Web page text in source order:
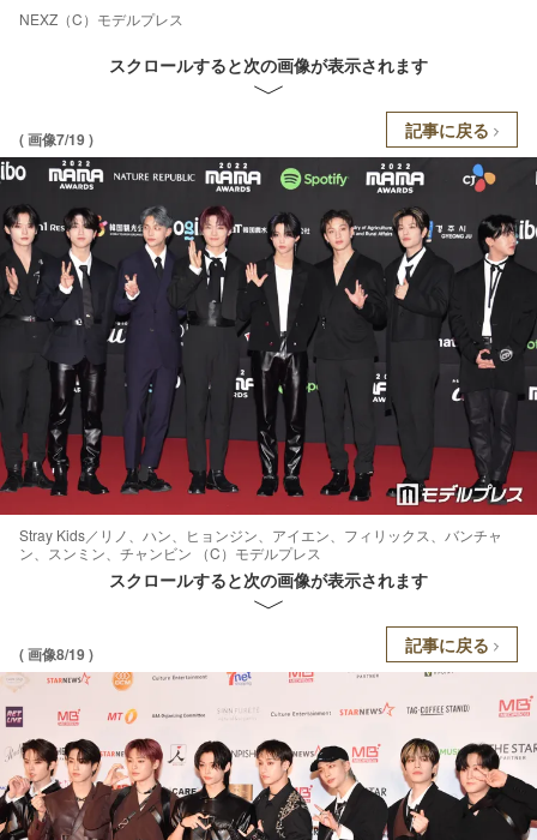
NEXZ（C）モデルプレス
スクロールすると次の画像が表示されます
( 画像7/19 ) 記事に戻る
Stray Kids／リノ、ハン、ヒョンジン、アイエン、フィリックス、バンチャ
ン、スンミン、チャンビン （C）モデルプレス
スクロールすると次の画像が表示されます
( 画像8/19 ) 記事に戻る